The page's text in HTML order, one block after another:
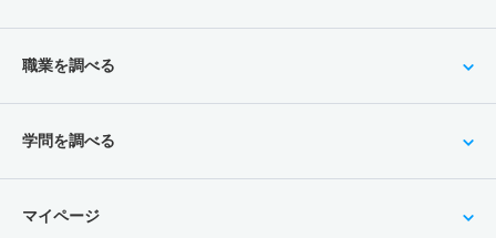
職業を調べる
学問を調べる
マイページ